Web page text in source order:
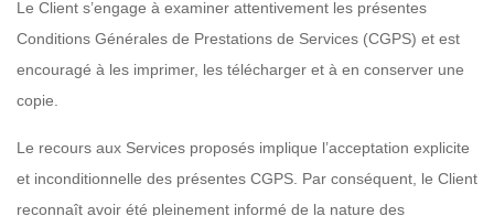
Le Client s’engage à examiner attentivement les présentes
Conditions Générales de Prestations de Services (CGPS) et est
encouragé à les imprimer, les télécharger et à en conserver une
copie.
Le recours aux Services proposés implique l’acceptation explicite
et inconditionnelle des présentes CGPS. Par conséquent, le Client
reconnaît avoir été pleinement informé de la nature des